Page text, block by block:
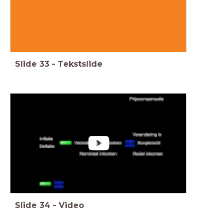
Slide 33 - Tekstslide
Slide 34 - Video